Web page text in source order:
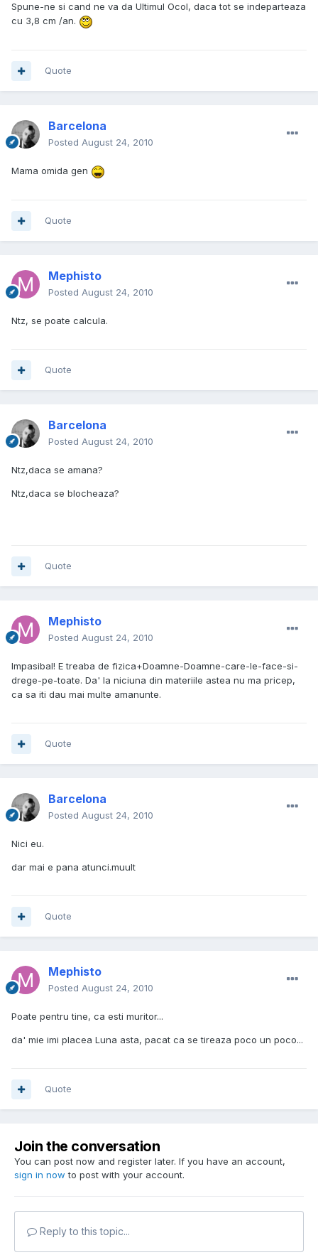
Spune-ne si cand ne va da Ultimul Ocol, daca tot se indeparteaza
cu 3,8 cm /an.
Quote
Barcelona
Posted August 24, 2010
Mama omida gen
Quote
Mephisto
Posted August 24, 2010
Ntz, se poate calcula.
Quote
Barcelona
Posted August 24, 2010
Ntz,daca se amana?
Ntz,daca se blocheaza?
Quote
Mephisto
Posted August 24, 2010
Impasibal! E treaba de fizica+Doamne-Doamne-care-le-face-si-
drege-pe-toate. Da' la niciuna din materiile astea nu ma pricep,
ca sa iti dau mai multe amanunte.
Quote
Barcelona
Posted August 24, 2010
Nici eu.
dar mai e pana atunci.muult
Quote
Mephisto
Posted August 24, 2010
Poate pentru tine, ca esti muritor...
da' mie imi placea Luna asta, pacat ca se tireaza poco un poco...
Quote
Join the conversation
You can post now and register later. If you have an account,
sign in now to post with your account.
Reply to this topic...